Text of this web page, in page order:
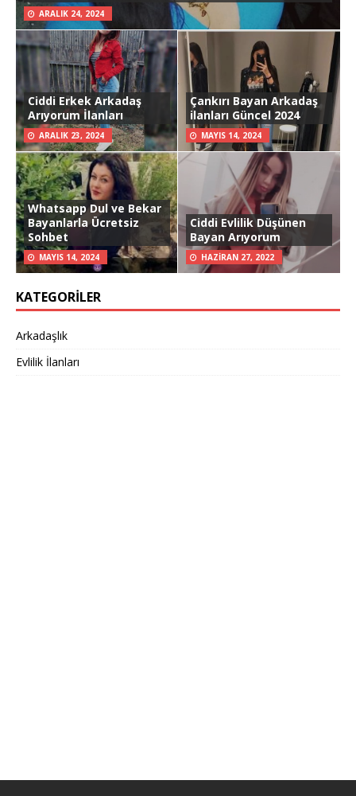
ARALIK 24, 2024
Ciddi Erkek Arkadaş
Arıyorum İlanları
ARALIK 23, 2024
Çankırı Bayan Arkadaş
ilanları Güncel 2024
MAYIS 14, 2024
Whatsapp Dul ve Bekar
Bayanlarla Ücretsiz
Sohbet
MAYIS 14, 2024
Ciddi Evlilik Düşünen
Bayan Arıyorum
HAZIRAN 27, 2022
KATEGORILER
Arkadaşlık
Evlilik İlanları